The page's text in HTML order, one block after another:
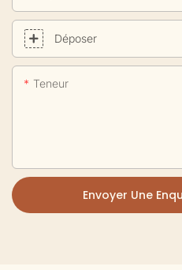
Déposer
Teneur
Envoyer Une